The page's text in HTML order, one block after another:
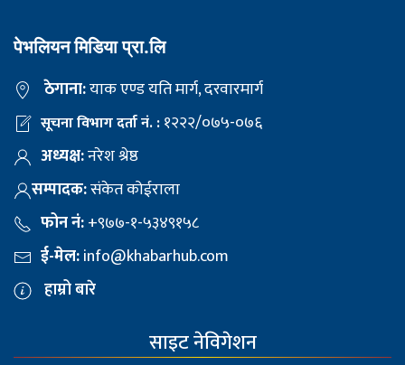
पेभलियन मिडिया प्रा.लि
ठेगाना:याक एण्ड यति मार्ग, दरवारमार्ग
सूचना विभाग दर्ता नं. :१२२२/०७५-०७६
अध्यक्ष:नरेश श्रेष्ठ
सम्पादक:संकेत कोईराला
फोन नं:+९७७-१-५३४९१५८
ई-मेल:info@khabarhub.com
हाम्रो बारे
साइट नेविगेशन